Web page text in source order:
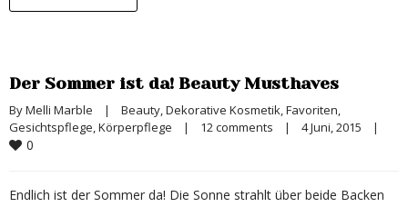
Der Sommer ist da! Beauty Musthaves
By Melli Marble | Beauty, Dekorative Kosmetik, Favoriten
Gesichtspflege, Körperpflege | 12 comments | 4 Juni, 2015 |
0
Endlich ist der Sommer da! Die Sonne strahlt über beide Backen